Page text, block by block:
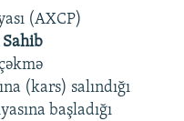
360p
720p
1080p
(AXCP)
Sahib
(kars) salındığı
başladığı